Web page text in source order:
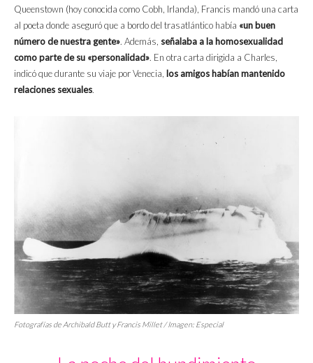
Queenstown (hoy conocida como Cobh, Irlanda), Francis mandó una carta
al poeta donde aseguró que a bordo del trasatlántico había «un buen
número de nuestra gente». Además, señalaba a la homosexualidad
como parte de su «personalidad». En otra carta dirigida a Charles,
indicó que durante su viaje por Venecia, los amigos habían mantenido
relaciones sexuales.
Fotografías de Archibald Butt y Francis Millet / Imagen: Especial